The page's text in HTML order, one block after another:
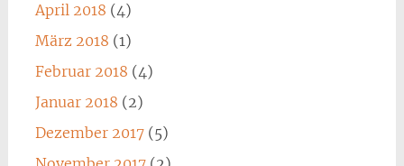
April 2018 (4)
März 2018 (1)
Februar 2018 (4)
Januar 2018 (2)
Dezember 2017(5)